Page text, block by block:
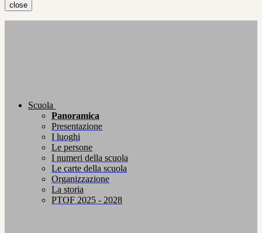
close
Scuola
Panoramica
Presentazione
I luoghi
Le persone
I numeri della scuola
Le carte della scuola
Organizzazione
La storia
PTOF 2025 - 2028